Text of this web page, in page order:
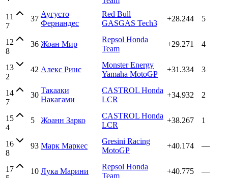
11
7
37
Аугусто
Фернандес
Red Bull
GASGAS Tech3
+28.244 5
12
8
36 Жоан Мир
Repsol Honda
Team
+29.271 4
13
2
42 Алекс Ринс
Monster Energy
Yamaha MotoGP
+31.334 3
14
7
30
Такааки
Накагами
CASTROL Honda
LCR
+34.932 2
15
4
5 Жоанн Зарко
CASTROL Honda
LCR
+38.267 1
16
8
93 Марк Маркес
Gresini Racing
MotoGP
+40.174 —
17
10 Лука Марини
Repsol Honda
Team
+40.775 —